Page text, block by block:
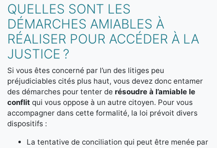
QUELLES SONT LES
DÉMARCHES AMIABLES À
RÉALISER POUR ACCÉDER À LA
JUSTICE ?
Si vous êtes concerné par l’un des litiges peu
préjudiciables cités plus haut, vous devez donc entamer
des démarches pour tenter de résoudre à l’amiable le
conflit qui vous oppose à un autre citoyen. Pour vous
accompagner dans cette formalité, la loi prévoit divers
dispositifs :
La tentative de conciliation qui peut être menée par